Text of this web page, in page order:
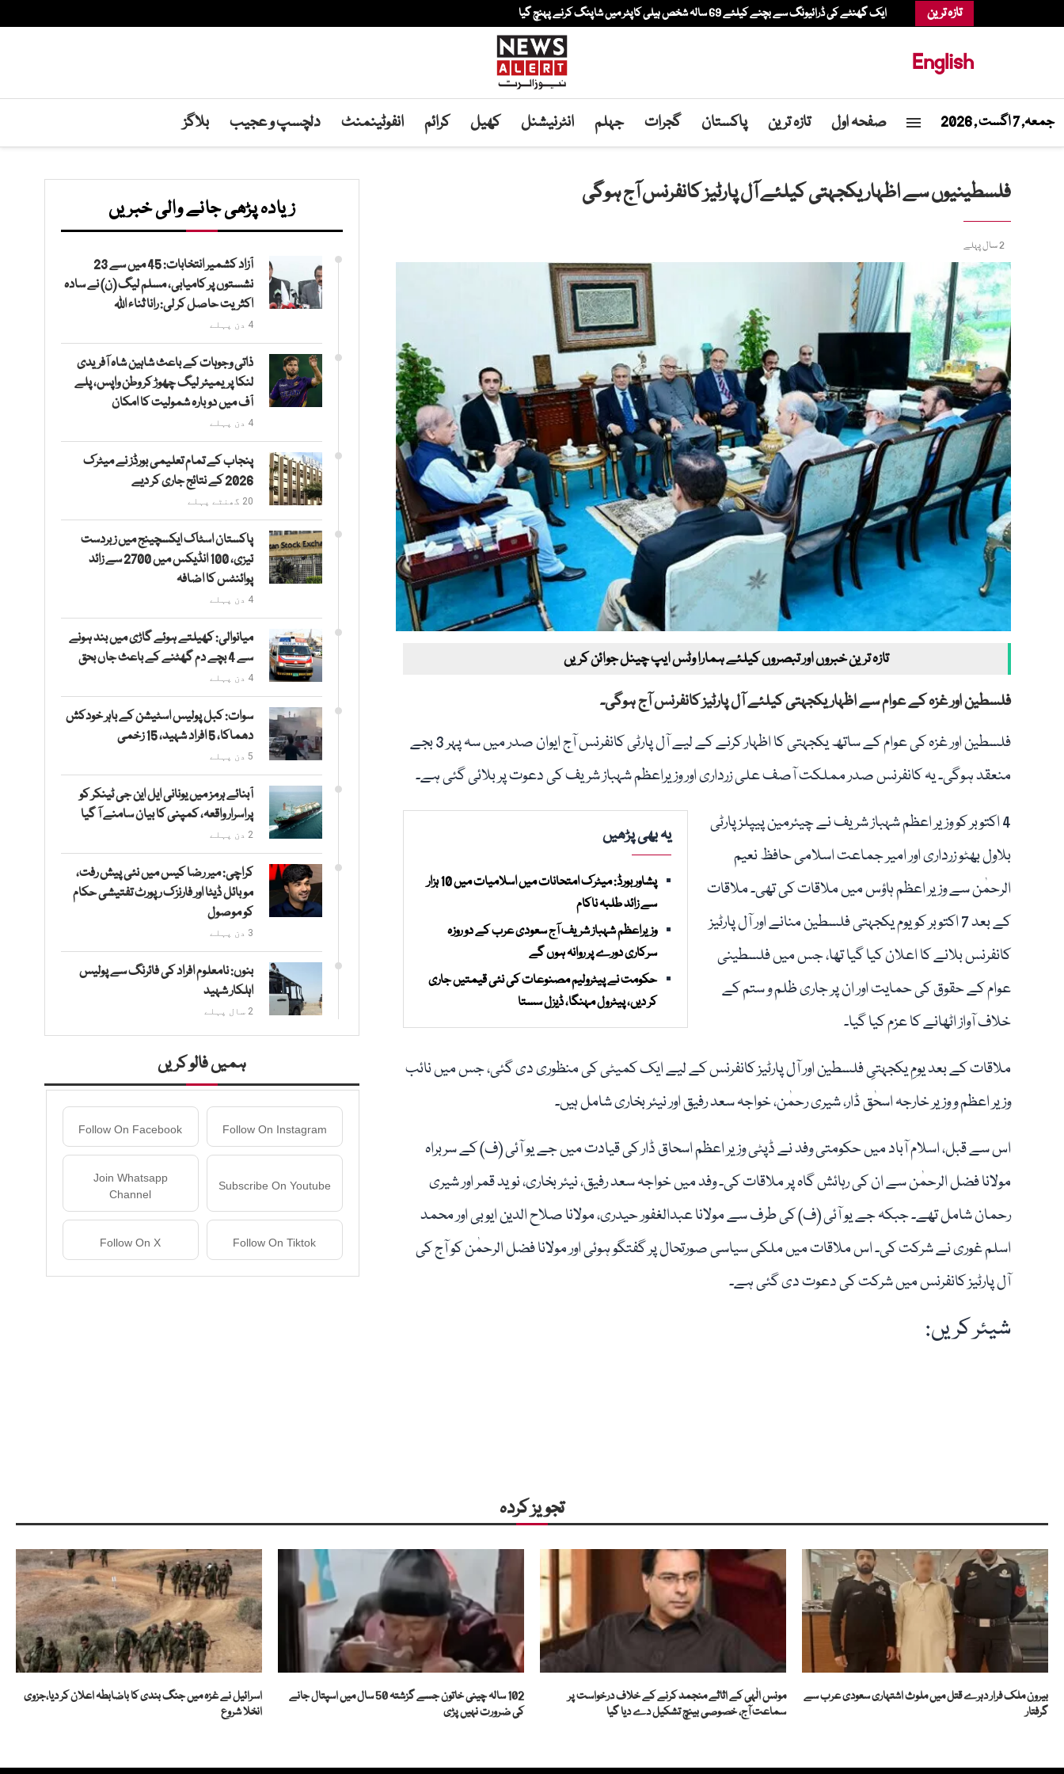
تازہ ترین ایک گھنٹے کی ڈرائیونگ سے بچنے کیلئے 69 سالہ شخص ہیلی کاپٹر میں شاپنگ کرنے پہنچ گیا
English
جمعہ, 7 اگست , 2026 صفحہ اول تازہ ترین پاکستان گجرات جہلم انٹرنیشنل کھیل کرائم انفوٹینمنٹ دلچسپ و عجیب بلاگز
فلسطینیوں سے اظہار یکجہتی کیلئے آل پارٹیز کانفرنس آج ہوگی
2 سال پہلے
تازہ ترین خبروں اور تبصروں کیلئے ہمارا وٹس ایپ چینل جوائن کریں
فلسطین اور غزہ کے عوام سے اظہار یکجہتی کیلئے آل پارٹیز کانفرنس آج ہوگی۔
فلسطین اور غزہ کی عوام کے ساتھ یکجہتی کا اظہار کرنے کے لیے آل پارٹی کانفرنس آج ایوان صدر میں سہ پہر 3 بجے
منعقد ہوگی۔ یہ کانفرنس صدر مملکت آصف علی زرداری اور وزیراعظم شہباز شریف کی دعوت پر بلائی گئی ہے۔
یہ بھی پڑھیں
پشاور بورڈ: میٹرک امتحانات میں اسلامیات میں 10 ہزار
سے زائد طلبہ ناکام
وزیراعظم شہباز شریف آج سعودی عرب کے دو روزہ
سرکاری دورے پر روانہ ہوں گے
حکومت نے پیٹرولیم مصنوعات کی نئی قیمتیں جاری
کر دیں، پیٹرول مہنگا، ڈیزل سستا
4 اکتوبر کو وزیر اعظم شہباز شریف نے چیئرمین پیپلز پارٹی
بلاول بھٹو زرداری اور امیر جماعت اسلامی حافظ نعیم
الرحمٰن سے وزیر اعظم ہاؤس میں ملاقات کی تھی۔ ملاقات
کے بعد 7 اکتوبر کو یوم یکجہتی فلسطین منانے اور آل پارٹیز
کانفرنس بلانے کا اعلان کیا گیا تھا، جس میں فلسطینی
عوام کے حقوق کی حمایت اور ان پر جاری ظلم و ستم کے
خلاف آواز اٹھانے کا عزم کیا گیا۔
ملاقات کے بعد یومِ یکجہتیِ فلسطین اور آل پارٹیز کانفرنس کے لیے ایک کمیٹی کی منظوری دی گئی، جس میں نائب
وزیر اعظم و وزیر خارجہ اسحٰق ڈار، شیری رحمٰن، خواجہ سعد رفیق اور نیئر بخاری شامل ہیں۔
اس سے قبل، اسلام آباد میں حکومتی وفد نے ڈپٹی وزیر اعظم اسحاق ڈار کی قیادت میں جے یو آئی (ف) کے سربراہ
مولانا فضل الرحمٰن سے ان کی رہائش گاہ پر ملاقات کی۔ وفد میں خواجہ سعد رفیق، نیئر بخاری، نوید قمر اور شیری
رحمان شامل تھے۔ جبکہ جے یو آئی (ف) کی طرف سے مولانا عبدالغفور حیدری، مولانا صلاح الدین ایوبی اور محمد
اسلم غوری نے شرکت کی۔ اس ملاقات میں ملکی سیاسی صورتحال پر گفتگو ہوئی اور مولانا فضل الرحمٰن کو آج کی
آل پارٹیز کانفرنس میں شرکت کی دعوت دی گئی ہے۔
شیئر کریں:
زیادہ پڑھی جانے والی خبریں
آزاد کشمیر انتخابات: 45 میں سے 23
نشستوں پر کامیابی، مسلم لیگ (ن) نے سادہ
اکثریت حاصل کر لی: رانا ثناء اللہ
4 دن پہلے
ذاتی وجوہات کے باعث شاہین شاہ آفریدی
لنکا پریمیئر لیگ چھوڑ کر وطن واپس، پلے
آف میں دوبارہ شمولیت کا امکان
4 دن پہلے
پنجاب کے تمام تعلیمی بورڈز نے میٹرک
2026 کے نتائج جاری کر دیے
20 گھنٹے پہلے
پاکستان اسٹاک ایکسچینج میں زبردست
تیزی، 100 انڈیکس میں 2700 سے زائد
پوائنٹس کا اضافہ
4 دن پہلے
میانوالی: کھیلتے ہوئے گاڑی میں بند ہونے
سے 4 بچے دم گھٹنے کے باعث جاں بحق
4 دن پہلے
سوات: کبل پولیس اسٹیشن کے باہر خودکش
دھماکا، 5 افراد شہید، 15 زخمی
5 دن پہلے
آبنائے ہرمز میں یونانی ایل این جی ٹینکر کو
پراسرار واقعہ، کمپنی کا بیان سامنے آ گیا
2 دن پہلے
کراچی: میر رضا کیس میں نئی پیش رفت،
موبائل ڈیٹا اور فارنزک رپورٹ تفتیشی حکام
کو موصول
3 دن پہلے
بنوں: نامعلوم افراد کی فائرنگ سے پولیس
اہلکار شہید
2 سال پہلے
ہمیں فالو کریں
Follow On Instagram
Follow On Facebook
Subscribe On Youtube
Join Whatsapp
Channel
Follow On Tiktok
Follow On X
تجویز کردہ
بیرون ملک فرار دہرے قتل میں ملوث اشتہاری سعودی عرب سے
گرفتار
مونس الٰہی کے اثاثے منجمد کرنے کے خلاف درخواست پر
سماعت آج، خصوصی بینچ تشکیل دے دیا گیا
102 سالہ چینی خاتون جسے گزشتہ 50 سال میں اسپتال جانے
کی ضرورت نہیں پڑی
اسرائیل نے غزہ میں جنگ بندی کا باضابطہ اعلان کر دیا،جزوی
انخلا شروع